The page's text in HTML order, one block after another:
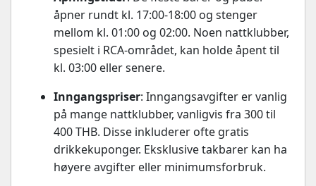
åpner rundt kl. 17:00-18:00 og stenger
mellom kl. 01:00 og 02:00. Noen nattklubber,
spesielt i RCA-området, kan holde åpent til
kl. 03:00 eller senere.
Inngangspriser: Inngangsavgifter er vanlig
på mange nattklubber, vanligvis fra 300 til
400 THB. Disse inkluderer ofte gratis
drikkekuponger. Eksklusive takbarer kan ha
høyere avgifter eller minimumsforbruk.